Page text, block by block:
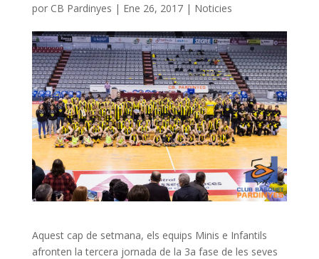
por CB Pardinyes | Ene 26, 2017| Noticies
Aquest cap de setmana, els equips Minis e Infantils
afronten la tercera jornada de la 3a fase de les seves